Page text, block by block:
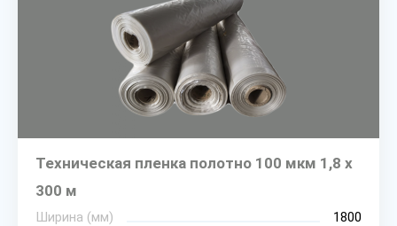
Техническая пленка полотно 100 мкм 1,8 х
300 м
Ширина (мм)
1800